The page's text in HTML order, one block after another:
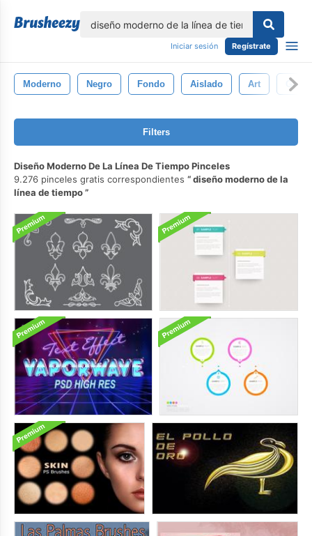
Iniciar sesión Regístrate
Moderno Negro Fondo Aislado Art
Filters
Diseño Moderno De La Línea De Tiempo Pinceles
9.276 pinceles gratis correspondientes
diseño moderno de la
línea de tiempo